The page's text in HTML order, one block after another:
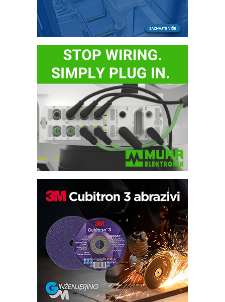
Bezbednost na prvom mestu!
IB BLUMENAUER - više od 40 godina
poverenja u industriji
RMQ-TITAN ADVANCED INDICATOR
– Pametna signalizacija za efikasnije
upravljanje mašinama
Sigurnije ispitivanje transformatora u
solarnim elektranama i vetroparkovima
Pranje točkova na gradilištu- standard
modernog i odgovornog građenja